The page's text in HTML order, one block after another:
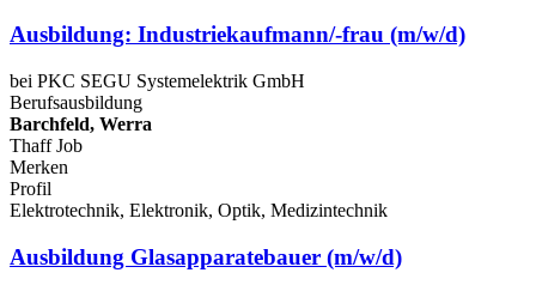
Ausbildung: Industriekaufmann/-frau (m/w/d)
bei PKC SEGU Systemelektrik GmbH
Berufsausbildung
Barchfeld, Werra
Thaff Job
Merken
Profil
Elektrotechnik, Elektronik, Optik, Medizintechnik
Ausbildung Glasapparatebauer (m/w/d)